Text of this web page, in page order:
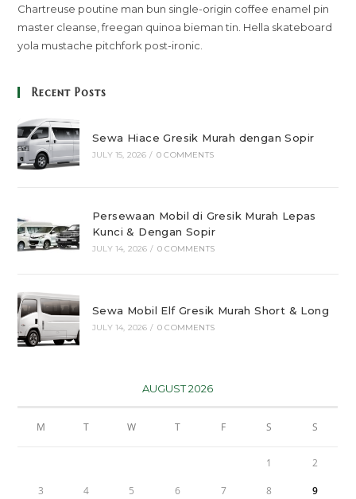
Chartreuse poutine man bun single-origin coffee enamel pin
master cleanse, freegan quinoa bieman tin. Hella skateboard
yola mustache pitchfork post-ironic.
Recent Posts
Sewa Hiace Gresik Murah dengan Sopir
JULY 15, 2026 / 0 COMMENTS
Persewaan Mobil di Gresik Murah Lepas
Kunci & Dengan Sopir
JULY 14, 2026 / 0 COMMENTS
Sewa Mobil Elf Gresik Murah Short & Long
JULY 14, 2026 / 0 COMMENTS
AUGUST 2026
M T W T F S S
1 2
3 4 5 6 7 8 9